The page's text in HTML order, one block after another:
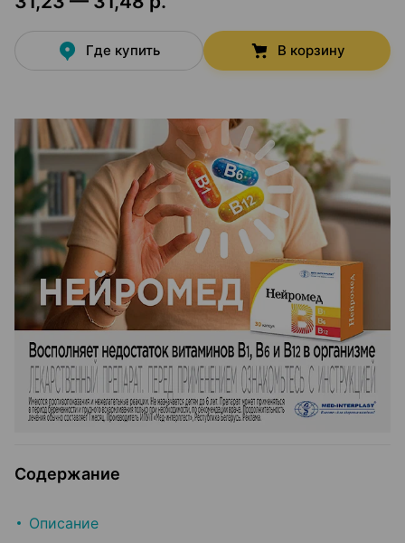
Где купить В корзину
Содержание
Описание